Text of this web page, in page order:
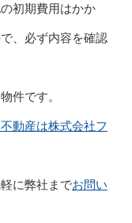
初期費用はかか
、必ず内容を確認
件です。
動産は株式会社フ
に弊社までお問い